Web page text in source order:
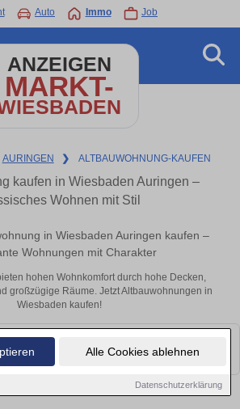
Alle Cookies ablehnen
Datenschutzerklärung
Auto Immo Job
ANZEIGEN
MARKT-
AURINGEN ❯ ALTBAUWOHNUNG-KAUFEN
kaufen in Wiesbaden Auringen –
Wohnen mit Stil
in Wiesbaden Auringen kaufen –
Wohnungen mit Charakter
hohen Wohnkomfort durch hohe Decken,
großzügige Räume. Jetzt Altbauwohnungen in
Wiesbaden kaufen!
keine passenden Objekte finden. Schauen Sie